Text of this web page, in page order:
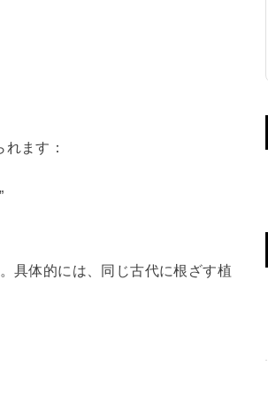
ます：
具体的には、同じ古代に根ざす植